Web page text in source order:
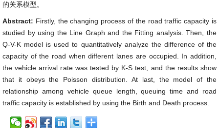
的关系模型。
Abstract: Firstly, the changing process of the road traffic capacity is
studied by using the Line Graph and the Fitting analysis. Then, the
Q-V-K model is used to quantitatively analyze the difference of the
capacity of the road when different lanes are occupied. In addition,
the vehicle arrival rate was tested by K-S test, and the results show
that it obeys the Poisson distribution. At last, the model of the
relationship among vehicle queue length, queuing time and road
traffic capacity is established by using the Birth and Death process.